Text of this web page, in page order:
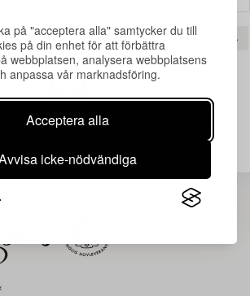
på "acceptera alla" samtycker du till
på din enhet för att förbättra
webbplatsen, analysera webbplatsens
anpassa vår marknadsföring.
Acceptera alla
icke-nödvändiga
SILVER & SMYCKEN RENSA ALLA
gav ingen träff just nu.